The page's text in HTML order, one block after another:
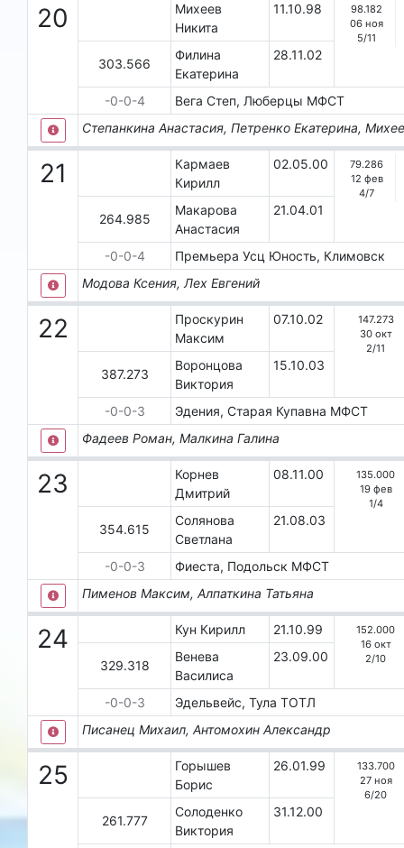
20
Михеев
Никита
11.10.98
98.182
06 ноя
5/11
303.566
Филина
Екатерина
28.11.02
-0-0-4 Вега Степ, Люберцы МФСТ
Степанкина Анастасия, Петренко Екатерина,
21
Кармаев
Кирилл
02.05.00
79.286
12 фев
4/7
264.985
Макарова
Анастасия
21.04.01
-0-0-4
Премьера Усц Юность, Климовск
Модова Ксения, Лех Евгений
22
Проскурин
Максим
07.10.02
147.273
30 окт
2/11
387.273
Воронцова
Виктория
15.10.03
-0-0-3 Эдения, Старая Купавна МФСТ
Фадеев Роман, Малкина Галина
23
Корнев
Дмитрий
08.11.00
135.000
19 фев
1/4
354.615
Солянова
Светлана
21.08.03
-0-0-3 Фиеста, Подольск МФСТ
Пименов Максим, Алпаткина Татьяна
24 Кун Кирилл 21.10.99
152.000
16 окт
2/10
329.318
Венева
Василиса
23.09.00
-0-0-3 Эдельвейс, Тула ТОТЛ
Писанец Михаил, Антомохин Александр
25
Горышев
Борис
26.01.99
133.700
27 ноя
6/20
261.777
Солоденко
Виктория
31.12.00